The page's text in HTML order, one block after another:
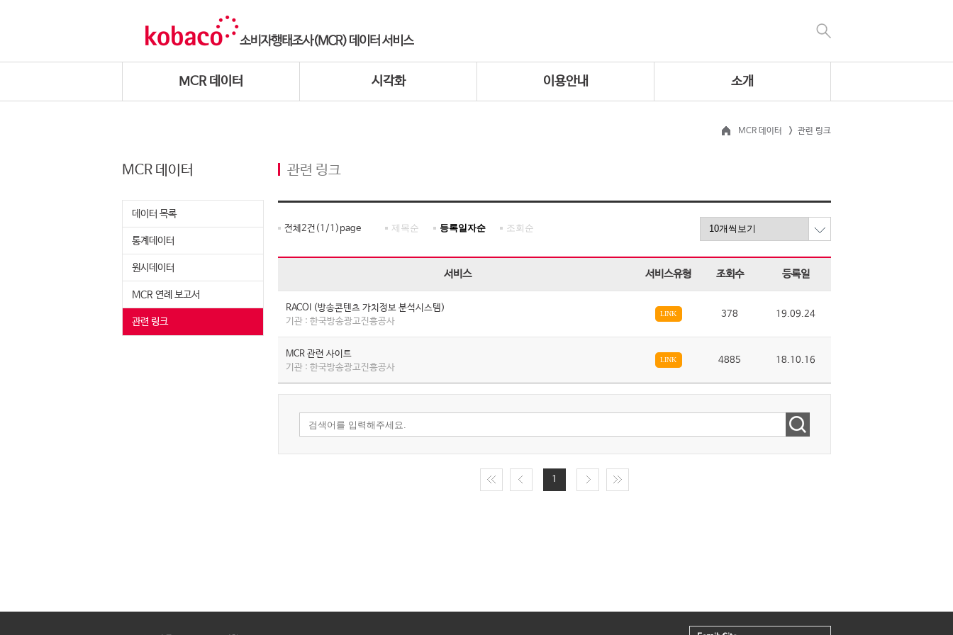
MCR 데이터 시각화 이용안내 소개
MCR 데이터 관련 링크
MCR 데이터
데이터 목록
통계데이터
원시데이터
MCR 연례 보고서
관련 링크
관련 링크
전체 2건(1 /1 )page 제목순 등록일자순 조회순
서비스 서비스유형 조회수 등록일
RACOI (방송콘텐츠 가치정보 분석시스템)
기관 : 한국방송광고진흥공사
LINK 378 19.09.24
MCR 관련 사이트
기관 : 한국방송광고진흥공사
LINK 4885 18.10.16
1